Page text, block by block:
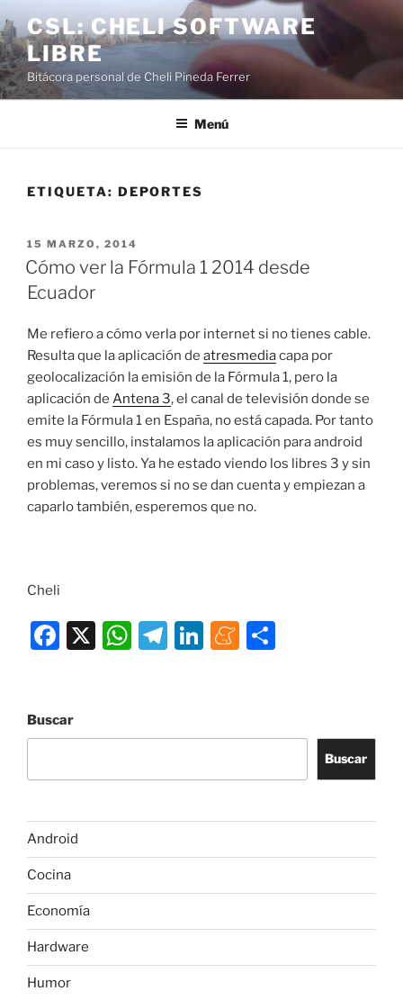
al
contenido
CSL: CHELI SOFTWARE
LIBRE
Bitácora personal de Cheli Pineda Ferrer
Menú
ETIQUETA: DEPORTES
PUBLICADO
EL
15 MARZO, 2014
Cómo ver la Fórmula 1 2014 desde
Ecuador
Me refiero a cómo verla por internet si no tienes cable.
Resulta que la aplicación de atresmediacapa por
geolocalización la emisión de la Fórmula 1, pero la
aplicación de Antena 3, el canal de televisión donde se
emite la Fórmula 1 en España, no está capada. Por tanto
es muy sencillo, instalamos la aplicación para android
en mi caso y listo. Ya he estado viendo los libres 3 y sin
problemas, veremos si no se dan cuenta y empiezan a
caparlo también, esperemos que no.
Cheli
F
e
b
o
k
X
W
A
p
T
a
m
Li
dI
n
M
a
m
ar
tir
Buscar
Buscar
Android
Cocina
Economía
Hardware
Humor